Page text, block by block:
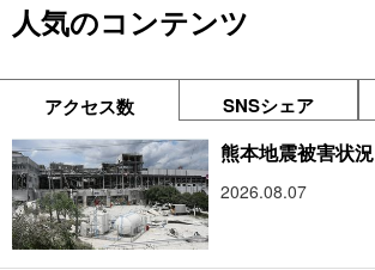
人気のコンテンツ
アクセス数 SNSシェア
熊本地震被害状況
2026.08.07